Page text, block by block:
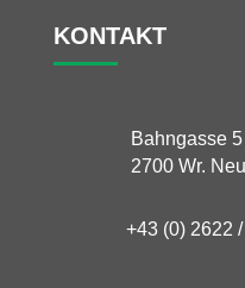
KONTAKT
Bahngasse 5
2700 Wr.
+43 (0) 2622